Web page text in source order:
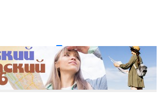
Регистрация